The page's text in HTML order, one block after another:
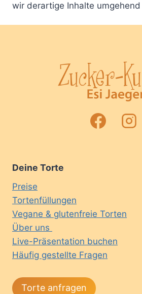
wir derartige Inhalte
Deine Torte
Preise
Tortenfüllungen
Vegane & glutenfreie Torten
Über uns
Live-Präsentation buchen
Häufig gestellte Fragen
Torte anfragen